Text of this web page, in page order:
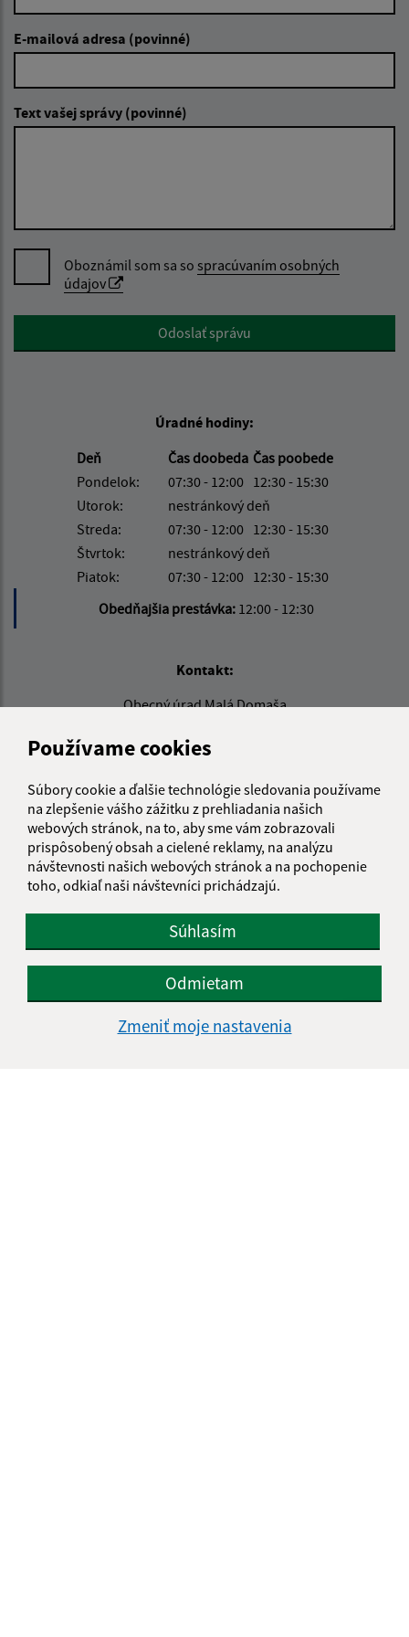
Používame cookies
Súbory cookie a ďalšie technológie sledovania používame
na zlepšenie vášho zážitku z prehliadania našich
webových stránok, na to, aby sme vám zobrazovali
prispôsobený obsah a cielené reklamy, na analýzu
návštevnosti našich webových stránok a na pochopenie
toho, odkiaľ naši návštevníci prichádzajú.
Súhlasím
Odmietam
Zmeniť moje nastavenia
E-mailová adresa (povinné)
Text vašej správy (povinné)
Oboznámil som sa so spracúvaním osobných
údajov
Google reCaptcha ResponseOdoslať správu
Úradné hodiny:
Deň
Čas doobeda Čas poobede
Pondelok:
07:30 - 12:00 12:30 - 15:30
Utorok:
nestránkový deň
Streda:
07:30 - 12:00 12:30 - 15:30
Štvrtok:
nestránkový deň
Piatok:
07:30 - 12:00 12:30 - 15:30
Obedňajšia prestávka: 12:00 - 12:30
Kontakt:
Obecný úrad Malá Domaša
094 02 Slovenská Kajňa
info@maladomasa.sk
+421 57 488 54 70
IČO: 00332534